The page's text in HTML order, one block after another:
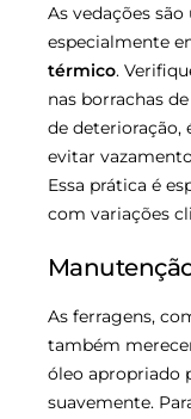
As vedações
especialmente
térmico.
nas borrachas
de deterioração,
evitar
Essa prática é
com variações
As ferragens,
também
óleo apropriado
suavemente.